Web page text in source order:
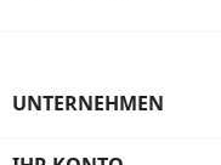
UNTERNEHMEN